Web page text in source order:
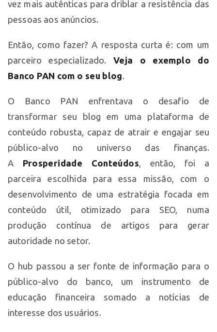
vez mais autênticas para driblar a resistência das
pessoas aos anúncios.
Então, como fazer? A resposta curta é: com um
parceiro especializado. Veja o exemplo do
Banco PAN com o seu blog.
O Banco PAN enfrentava o desafio de
transformar seu blog em uma plataforma de
conteúdo robusta, capaz de atrair e engajar seu
público-alvo no universo das finanças.
A Prosperidade Conteúdos, então, foi a
parceira escolhida para essa missão, com o
desenvolvimento de uma estratégia focada em
conteúdo útil, otimizado para SEO, numa
produção contínua de artigos para gerar
autoridade no setor.
O hub passou a ser fonte de informação para o
público-alvo do banco, um instrumento de
educação financeira somado a notícias de
interesse dos usuários.